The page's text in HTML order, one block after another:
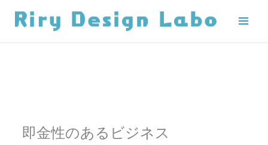
即金性のあるビジネス